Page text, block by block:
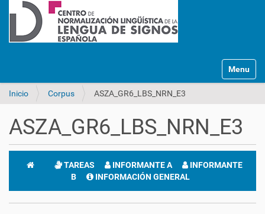
Mostrar/
Inicio Corpus ASZA_GR6_LBS_NRN_E3
ASZA_GR6_LBS_NRN_E3
TAREAS INFORMANTE A
INFORMANTE
B
INFORMACIÓN GENERAL